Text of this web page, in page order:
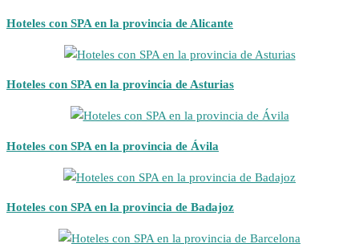
Hoteles con SPA en la provincia de Alicante
Hoteles con SPA en la provincia de Asturias
Hoteles con SPA en la provincia de Ávila
Hoteles con SPA en la provincia de Badajoz